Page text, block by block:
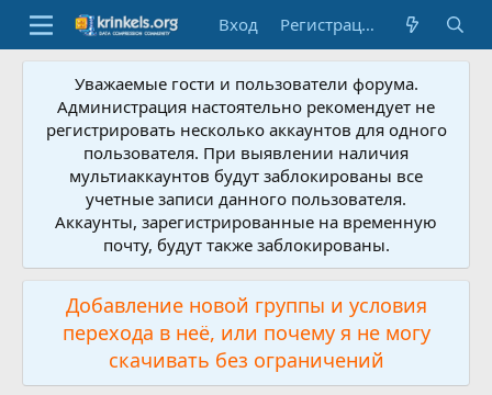
Вход Регистрация
Уважаемые гости и пользователи форума.
Администрация настоятельно рекомендует не
регистрировать несколько аккаунтов для одного
пользователя. При выявлении наличия
мультиаккаунтов будут заблокированы все
учетные записи данного пользователя.
Аккаунты, зарегистрированные на временную
почту, будут также заблокированы.
Добавление новой группы и условия
перехода в неё, или почему я не могу
скачивать без ограничений